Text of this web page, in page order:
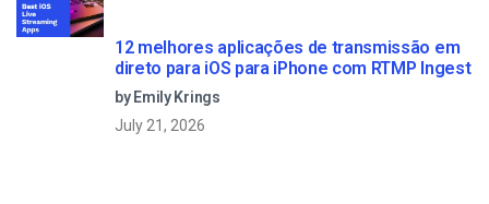
12 melhores aplicações de transmissão em
direto para iOS para iPhone com RTMP Ingest
by Emily Krings
July 21, 2026